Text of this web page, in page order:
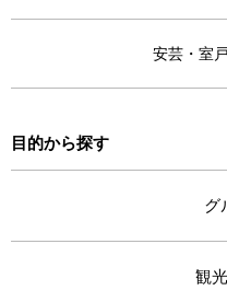
安芸・室
目的から探す
グ
観